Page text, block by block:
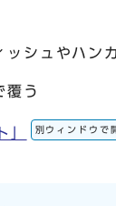
シュやハン
覆う
」 別ウィンドウで